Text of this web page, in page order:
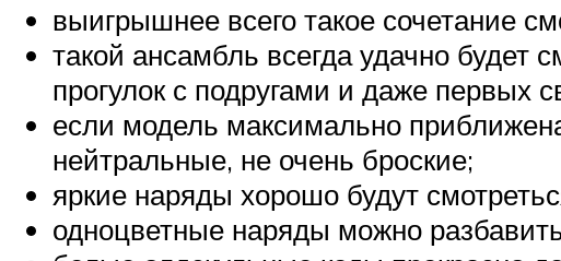
выигрышнее всего такое сочетание
такой ансамбль всегда удачно будет
прогулок с подругами и даже первых
если модель максимально
нейтральные, не очень броские;
яркие наряды хорошо будут
одноцветные наряды можно